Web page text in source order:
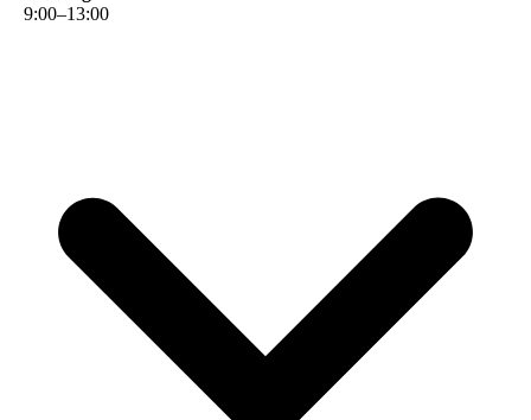
9:00–13:00